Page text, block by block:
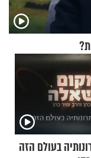
בעולם הזה